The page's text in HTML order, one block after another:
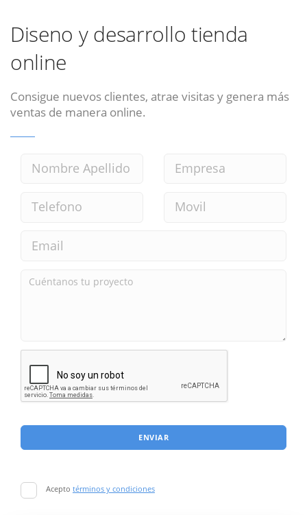
Diseno y desarrollo tienda
online
Consigue nuevos clientes, atrae visitas y genera más
ventas de manera online.
ENVIAR
Acepto términos y condiciones